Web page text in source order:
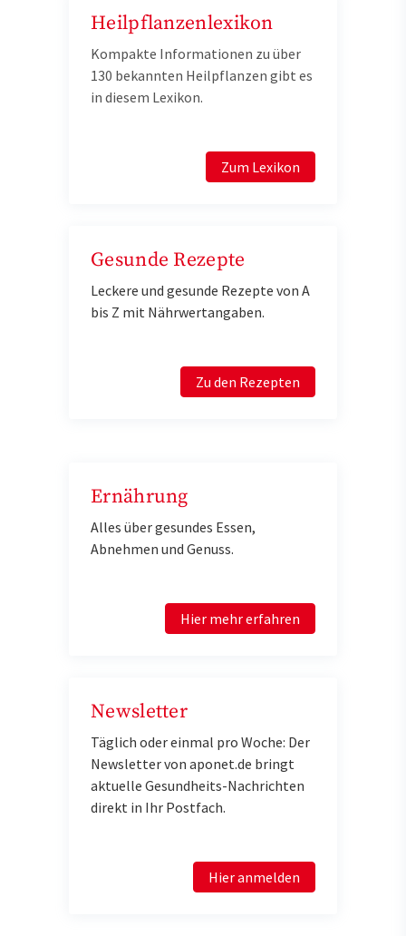
Heilpflanzenlexikon
Kompakte Informationen zu über
130 bekannten Heilpflanzen gibt es
in diesem Lexikon.
Zum Lexikon
Gesunde Rezepte
Leckere und gesunde Rezepte von A
bis Z mit Nährwertangaben.
Zu den Rezepten
Ernährung
Alles über gesundes Essen,
Abnehmen und Genuss.
Hier mehr erfahren
Newsletter
Täglich oder einmal pro Woche: Der
Newsletter von aponet.de bringt
aktuelle Gesundheits-Nachrichten
direkt in Ihr Postfach.
Hier anmelden